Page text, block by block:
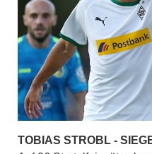
TOBIAS STROBL -